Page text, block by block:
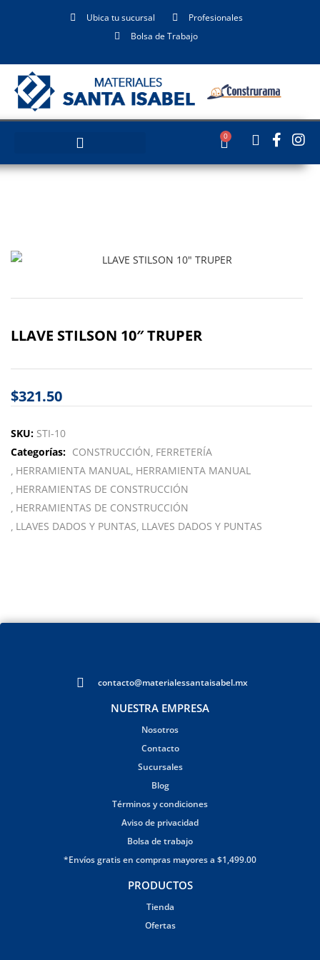
Ubica tu sucursal
Profesionales
Bolsa de Trabajo
0
LLAVE STILSON 10″ TRUPER
$321.50
SKU: STI-10
Categorías: CONSTRUCCIÓN FERRETERÍA
HERRAMIENTA MANUAL
HERRAMIENTA MANUAL
HERRAMIENTAS DE CONSTRUCCIÓN
HERRAMIENTAS DE CONSTRUCCIÓN
LLAVES DADOS Y PUNTAS LLAVES DADOS Y PUNTAS
contacto@materialessantaisabel.mx
NUESTRA EMPRESA
Nosotros
Contacto
Sucursales
Blog
Términos y condiciones
Aviso de privacidad
Bolsa de trabajo
*Envíos gratis en compras mayores a $1,499.00
PRODUCTOS
Tienda
Ofertas